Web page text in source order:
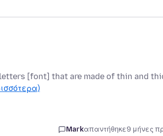
[font] that are made of thin and
Markαπαντήθηκε9 μήνες